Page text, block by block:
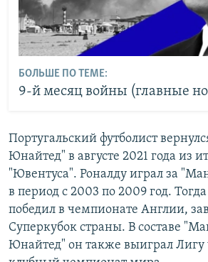
БОЛЬШЕ ПО ТЕМЕ:
9-й месяц войны (главные
Португальский футболист
Юнайтед" в августе 2021 года из
"Ювентуса". Роналду играл за
в период с 2003 по 2009 год.
победил в чемпионате Англии,
Суперкубок страны. В составе
Юнайтед" он также выиграл